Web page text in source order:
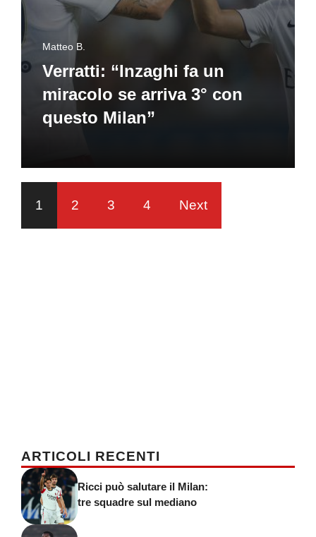
Matteo B.
Verratti: “Inzaghi fa un
miracolo se arriva 3° con
questo Milan”
1 2 3 4 Next
ARTICOLI RECENTI
Ricci può salutare il Milan:
tre squadre sul mediano